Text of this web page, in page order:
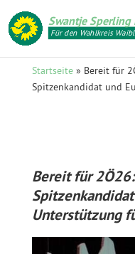
Swantje Sperling
Für den Wahlkreis
Startseite» Bereit für
Spitzenkandidat und
Bereit für
Unterstützung